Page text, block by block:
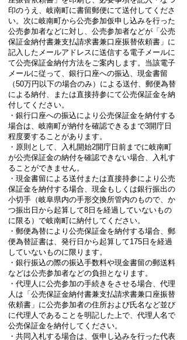
印のうえ、岐南町に書留郵便にて送付してくださ
い。次に岐南町から公売参加仮申し込みを行った
公売参加者などに対し、公売参加者などが「公売
保証金納付書兼支払請求書兼口座振替依頼書」に
記入したメールアドレスに送信する電子メールに
て公売保証金納付方法をご案内します。当該電子
メールに従って、銀行口座への振込、現金書留
（50万円以下の場合のみ）による送付、郵便為替
による納付、または直接持参にて公売保証金を納
付してください。
・銀行口座への振込により公売保証金を納付する
場合は、岐南町が納付を確認できるまで3開庁日
程度要することがあります。
・原則として、入札開始2開庁日前までに岐南町
が公売保証金の納付を確認できない場合、入札す
ることができません。
・現金書留による送付または直接持参により公売
保証金を納付する場合、現金もしくは銀行振出の
小切手（岐阜県内の手形交換所管内のもので、か
つ振出日から起算して8日を経過していないもの
に限る）で岐南町に納付してください。
・郵便為替により公売保証金を納付する場合、郵
便為替証書は、発行日から起算して175日を経過
していないものに限ります。
・銀行振込の際の振込手数料や現金書留の郵送料
などは公売参加者などの負担となります。
・代理人に公売参加の手続きをさせる場合、代理
人は「公売保証金納付書兼支払請求書兼口座振替
依頼書」に公売参加者の住所および氏名など並び
に代理人であることを明記した上で、代理人名で
公売保証金を納付してください。
・共同入札する場合は、仮申し込みを行った代表